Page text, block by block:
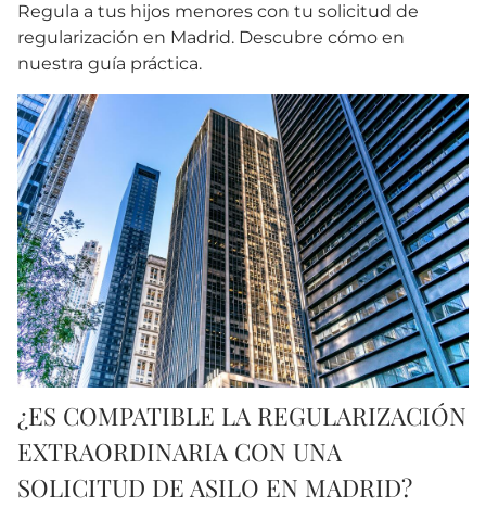
Regula a tus hijos menores con tu solicitud de
regularización en Madrid. Descubre cómo en
nuestra guía práctica.
¿ES COMPATIBLE LA REGULARIZACIÓN
EXTRAORDINARIA CON UNA
SOLICITUD DE ASILO EN MADRID?